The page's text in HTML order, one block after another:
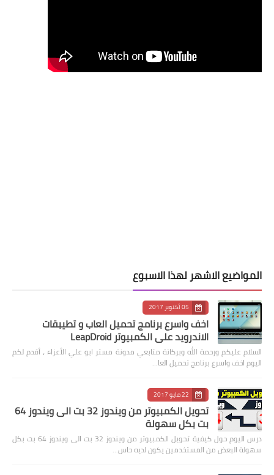
المواضيع الاشهر لهذا الاسبوع
05 أكتوبر 2017
اخف واسرع برنامج تحميل العاب و تطيبقات
الاندرويد على الكمبيوتر LeapDroid
السلام عليكم ورحمة الله وبركاتة متابعي مدونة مستر ابو علي الأعزاء ، أقدم لكم
اليوم اخف واسرع برنامج تحميل العا…
22 مايو 2017
تحويل الكمبيوتر من ويندوز 32 بت الى ويندوز 64
بت بكل سهولة
درس اليوم حول كيفية تحويل الكمبيوتر من ويندوز 32 بت الى ويندوز 64 بت بكل
سهولة البعض من المستخدمين يكون لديه حاس…